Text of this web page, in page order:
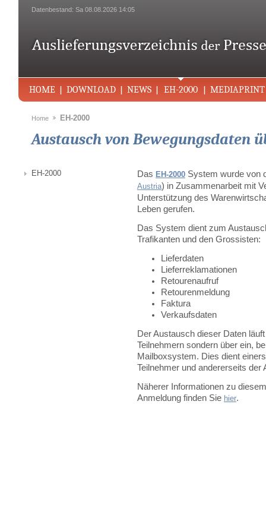
Datenbestand: Sa 08.08.2026 14:05
HOME DOWNLOAD NEWS EH-2000 MEDIAPRINT
Home EH-2000
Austausch von Bewegungsdaten
EH-2000 Das EH-2000 System wurde von
Austria) in Zusammenarbeit mit
Unterstützung des
Leben gerufen.
Das System dient zum
Trafikanten und den Grossisten:
Lieferdaten
Lieferreklamationen
Retourenaufruf
Retourenmeldung
Faktura
Verkaufsdaten
Der Austausch dieser Daten
Teilnehmern sondern über ein,
Mailboxsystem. Dies dient
Teilnehmer und andererseits der
Näherer Informationen zu
Anmeldung finden Sie hier.